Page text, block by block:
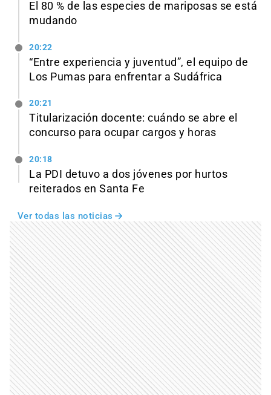
El 80 % de las especies de mariposas se está
mudando
20:22
“Entre experiencia y juventud”, el equipo de
Los Pumas para enfrentar a Sudáfrica
20:21
Titularización docente: cuándo se abre el
concurso para ocupar cargos y horas
20:18
La PDI detuvo a dos jóvenes por hurtos
reiterados en Santa Fe
Ver todas las noticias